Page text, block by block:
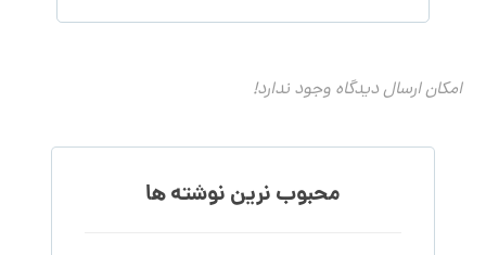
امکان ارسال دیدگاه وجود ندارد!
محبوب نرین نوشته ها